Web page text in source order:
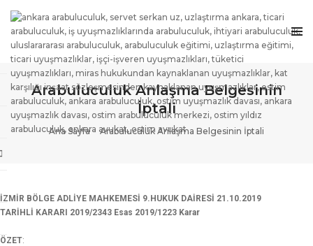
Arabuluculuk Anlaşma Belgesinin
İptali
Ana Sayfa Arabuluculuk Anlaşma Belgesinin İptali
İZMİR BÖLGE ADLİYE MAHKEMESİ 9.HUKUK DAİRESİ 21.10.2019
TARİHLİ KARARI 2019/2343 Esas 2019/1223 Karar
ÖZET: